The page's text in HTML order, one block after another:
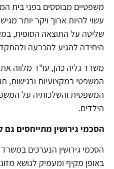
משפטיים מבוססים בפני בית
עשוי להיות ארוך ויקר יותר
שליטה על התוצאה הסופית,
היחידה להגיע להכרעה
משרד גליה כהן, עו"ד מלווה
המשפטי במקצועיות
המשפטית והשלכותיה על
הילדים.
הסכמי גירושין מתייחסים גם
הסכמי גירושין הנערכים
באופן מקיף ומעמיק לנושא